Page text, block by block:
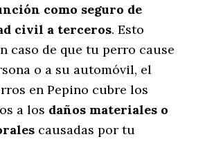
como seguro de
civil a terceros. Esto
caso de que tu perro cause
o a su automóvil, el
en Pepino cubre los
a los daños materiales o
causadas por tu